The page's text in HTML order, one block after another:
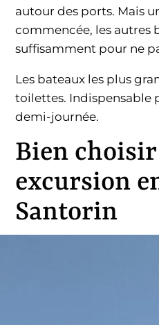
autour des ports. Mais
commencée, les autres
suffisamment pour ne
Les bateaux les plus
toilettes. Indispensable
demi-journée.
Bien
excursion
Santorin